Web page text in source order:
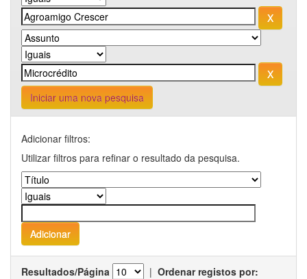
Iniciar uma nova pesquisa
Adicionar filtros:
Utilizar filtros para refinar o resultado da pesquisa.
Resultados/Página | Ordenar registos por: